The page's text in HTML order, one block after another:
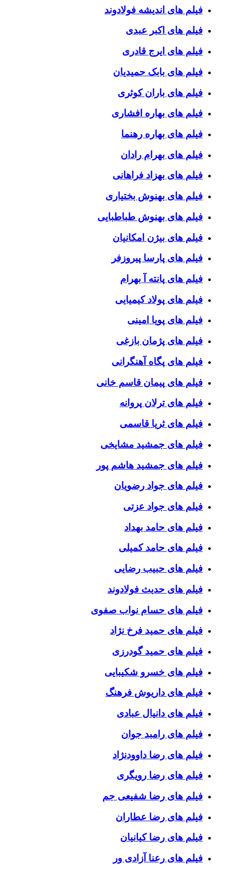
فیلم های اندیشه فولادوند
فیلم های اکبر عبدی
فیلم های ایرج قادری
فیلم های بابک حمیدیان
فیلم های باران کوثری
فیلم های بهاره افشاری
فیلم های بهاره رهنما
فیلم های بهرام رادان
فیلم های بهزاد فراهانی
فیلم های بهنوش بختیاری
فیلم های بهنوش طباطبایی
فیلم های بیژن امکانیان
فیلم های پارسا پیروزفر
فیلم های پانته آ بهرام
فیلم های پولاد کیمیایی
فیلم های پویا امینی
فیلم های پژمان بازغی
فیلم های پگاه آهنگرانی
فیلم های پیمان قاسم خانی
فیلم های ترلان پروانه
فیلم های ثریا قاسمی
فیلم های جمشید مشایخی
فیلم های جمشید هاشم پور
فیلم های جواد رضویان
فیلم های جواد عزتی
فیلم های حامد بهداد
فیلم های حامد کمیلی
فیلم های حبیب رضایی
فیلم های حدیث فولادوند
فیلم های حسام نواب صفوی
فیلم های حمید فرخ نژاد
فیلم های حمید گودرزی
فیلم های خسرو شکیبایی
فیلم های داریوش فرهنگ
فیلم های دانیال عبادی
فیلم های رامبد جوان
فیلم های رضا داوودنژاد
فیلم های رضا رویگری
فیلم های رضا شفیعی جم
فیلم های رضا عطاران
فیلم های رضا کیانیان
فیلم های رعنا آزادی ور